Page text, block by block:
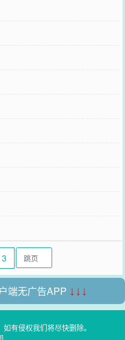
3
端无广告APP ↓↓↓
有侵权我们将尽快删除。